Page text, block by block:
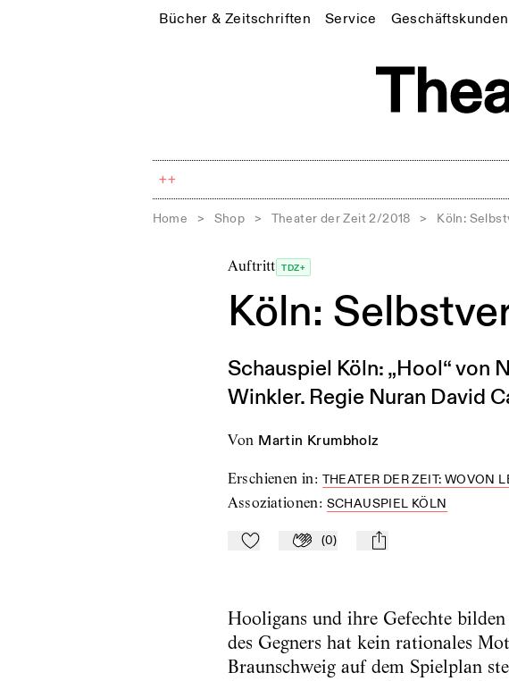
Bücher & Zeitschriften Service Geschäftskunden
++
Home > Shop > Theater der Zeit 2/2018 > Köln:
Auftritt TDZ+
Köln:
Schauspiel Köln: „Hool“ von
Winkler. Regie Nuran David
von Martin Krumbholz
Erschienen in: THEATER DER ZEIT: WOVON
Assoziationen: SCHAUSPIEL KÖLN
Zu Mein-TdZ hinzufügen
Applaudieren
(0) mail
Hooligans und ihre Gefechte
des Gegners hat kein rationales
Braunschweig auf dem Spielplan